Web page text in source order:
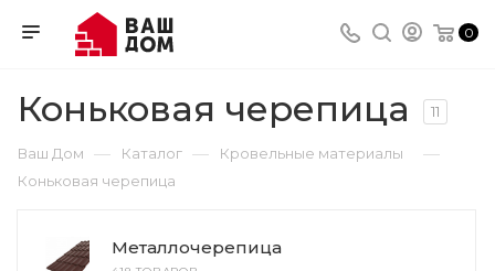
0
Коньковая черепица 11
Ваш Дом — Каталог — Кровельные материалы —
Коньковая черепица
Металлочерепица